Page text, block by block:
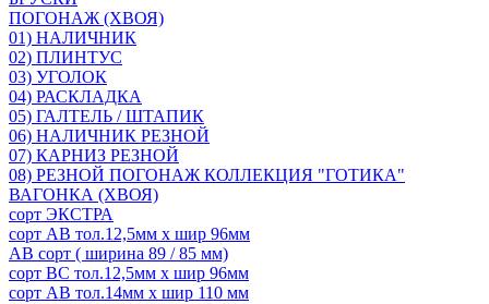
ПОГОНАЖ (ХВОЯ)
01) НАЛИЧНИК
02) ПЛИНТУС
03) УГОЛОК
04) РАСКЛАДКА
05) ГАЛТЕЛЬ / ШТАПИК
06) НАЛИЧНИК РЕЗНОЙ
07) КАРНИЗ РЕЗНОЙ
08) РЕЗНОЙ ПОГОНАЖ КОЛЛЕКЦИЯ "ГОТИКА"
ВАГОНКА (ХВОЯ)
сорт ЭКСТРА
сорт АВ тол.12,5мм х шир 96мм
АВ сорт ( ширина 89 / 85 мм)
сорт ВС тол.12,5мм х шир 96мм
сорт АВ тол.14мм х шир 110 мм